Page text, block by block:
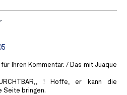
Ihren Kommentar. / Das mit Juaque
! Hoffe, er kann die
Seite bringen.